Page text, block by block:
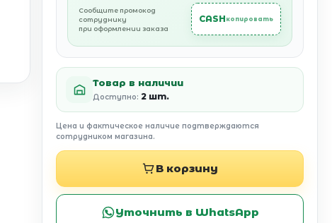
Сообщите промокод
сотруднику
при оформлении заказа
CASH копировать
Товар в наличии
Доступно: 2 шт.
Цена и фактическое наличие подтверждаются
сотрудником магазина.
В корзину
Уточнить в WhatsApp